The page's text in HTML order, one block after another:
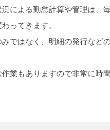
による勤怠計算や管理は、
ってきます。
みではなく、明細の発行など
業もありますので非常に時